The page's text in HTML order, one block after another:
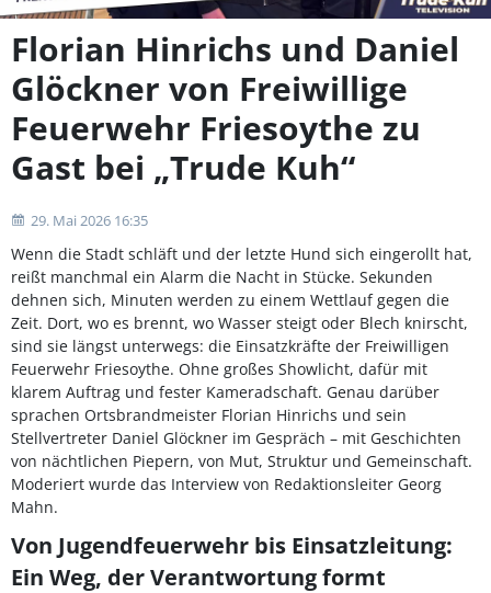
Florian Hinrichs und Daniel
Glöckner von Freiwillige
Feuerwehr Friesoythe zu
Gast bei „Trude Kuh“
29. Mai 2026 16:35
Wenn die Stadt schläft und der letzte Hund sich eingerollt hat,
reißt manchmal ein Alarm die Nacht in Stücke. Sekunden
dehnen sich, Minuten werden zu einem Wettlauf gegen die
Zeit. Dort, wo es brennt, wo Wasser steigt oder Blech knirscht,
sind sie längst unterwegs: die Einsatzkräfte der Freiwilligen
Feuerwehr Friesoythe. Ohne großes Showlicht, dafür mit
klarem Auftrag und fester Kameradschaft. Genau darüber
sprachen Ortsbrandmeister Florian Hinrichs und sein
Stellvertreter Daniel Glöckner im Gespräch – mit Geschichten
von nächtlichen Piepern, von Mut, Struktur und Gemeinschaft.
Moderiert wurde das Interview von Redaktionsleiter Georg
Mahn.
Von Jugendfeuerwehr bis Einsatzleitung:
Ein Weg, der Verantwortung formt